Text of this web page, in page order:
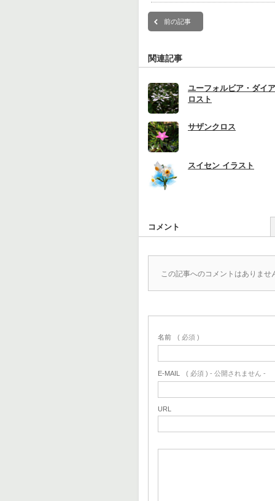
前の記事
関連記事
ユーフォルビア・ダイ
ロスト
サザンクロス
スイセン イラスト
コメント
この記事へのコメントはありませ
名前 ( 必須 )
E-MAIL ( 必須 ) - 公開されません -
URL